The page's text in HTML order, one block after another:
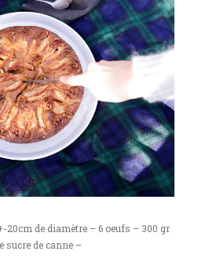
20cm de diamètre – 6 oeufs – 300 gr
sucre de canne –